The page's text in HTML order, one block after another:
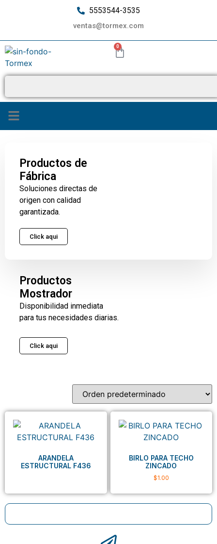
5553544-3535
ventas@tormex.com
0
Productos de
Fábrica
Soluciones directas de
origen con calidad
garantizada.
Click aqui
Productos
Mostrador
Disponibilidad inmediata
para tus necesidades diarias.
Click aqui
ARANDELA
ESTRUCTURAL F436
BIRLO PARA TECHO
ZINCADO
$1.00